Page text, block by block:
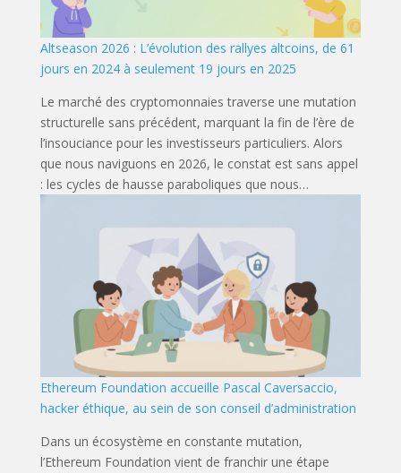
Altseason 2026 : L’évolution des rallyes altcoins, de 61
jours en 2024 à seulement 19 jours en 2025
Le marché des cryptomonnaies traverse une mutation
structurelle sans précédent, marquant la fin de l’ère de
l’insouciance pour les investisseurs particuliers. Alors
que nous naviguons en 2026, le constat est sans appel
: les cycles de hausse paraboliques que nous…
Ethereum Foundation accueille Pascal Caversaccio,
hacker éthique, au sein de son conseil d’administration
Dans un écosystème en constante mutation,
l’Ethereum Foundation vient de franchir une étape